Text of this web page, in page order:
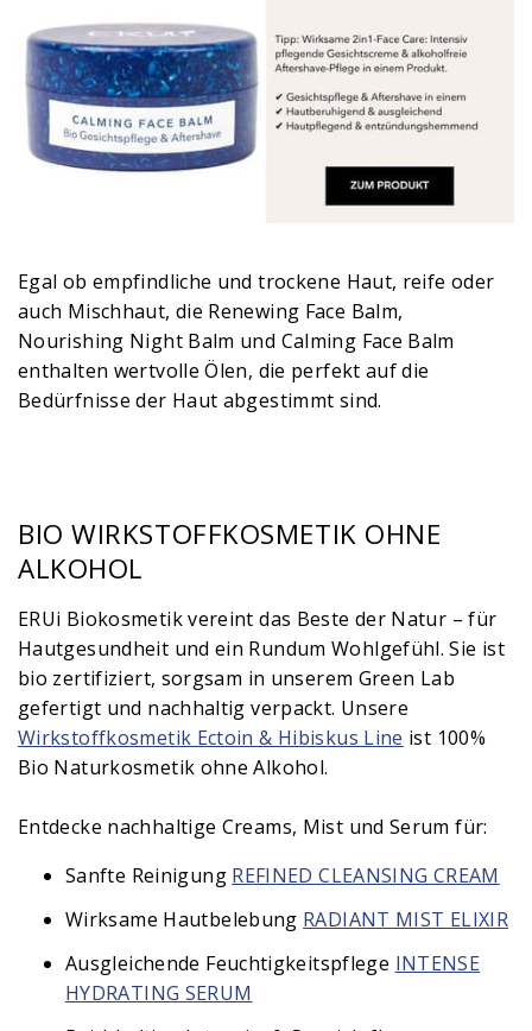
Egal ob empfindliche und trockene Haut, reife oder
auch Mischhaut, die Renewing Face Balm,
Nourishing Night Balm und Calming Face Balm
enthalten wertvolle Ölen, die perfekt auf die
Bedürfnisse der Haut abgestimmt sind.
BIO WIRKSTOFFKOSMETIK OHNE
ALKOHOL
ERUi Biokosmetik vereint das Beste der Natur – für
Hautgesundheit und ein Rundum Wohlgefühl. Sie ist
bio zertifiziert, sorgsam in unserem Green Lab
gefertigt und nachhaltig verpackt. Unsere
Wirkstoffkosmetik Ectoin & Hibiskus Line ist 100%
Bio Naturkosmetik ohne Alkohol.
Entdecke nachhaltige Creams, Mist und Serum für:
Sanfte Reinigung REFINED CLEANSING CREAM
Wirksame Hautbelebung RADIANT MIST ELIXIR
Ausgleichende Feuchtigkeitspflege INTENSE
HYDRATING SERUM